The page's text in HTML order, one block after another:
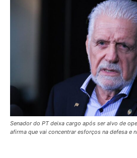
Senador do PT deixa cargo após ser alvo de
afirma que vai concentrar esforços na defesa e